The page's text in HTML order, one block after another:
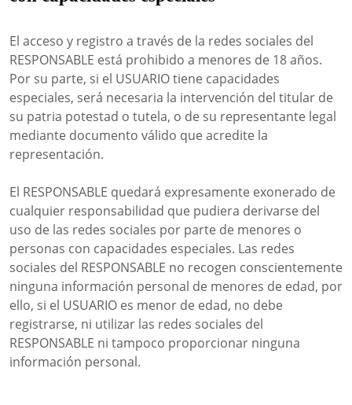
El acceso y registro a través de la redes sociales del
RESPONSABLE está prohibido a menores de 18 años.
Por su parte, si el USUARIO tiene capacidades
especiales, será necesaria la intervención del titular de
su patria potestad o tutela, o de su representante legal
mediante documento válido que acredite la
representación.
El RESPONSABLE quedará expresamente exonerado de
cualquier responsabilidad que pudiera derivarse del
uso de las redes sociales por parte de menores o
personas con capacidades especiales. Las redes
sociales del RESPONSABLE no recogen conscientemente
ninguna información personal de menores de edad, por
ello, si el USUARIO es menor de edad, no debe
registrarse, ni utilizar las redes sociales del
RESPONSABLE ni tampoco proporcionar ninguna
información personal.